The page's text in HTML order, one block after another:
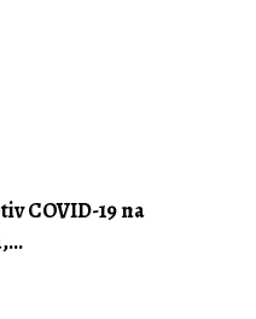
COVID-19 na